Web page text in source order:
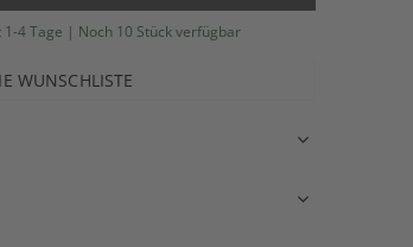
4 Tage | Noch 10 Stück verfügbar
WUNSCHLISTE